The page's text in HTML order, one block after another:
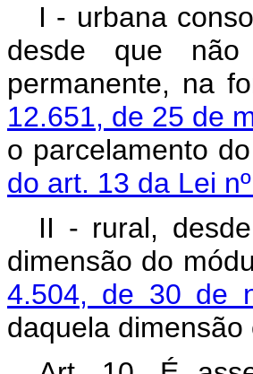
I - urbana
desde que
permanente, na
12.651, de 25 de
o parcelamento
do art. 13 da Lei
II - rural,
dimensão do
4.504, de 30 de
daquela